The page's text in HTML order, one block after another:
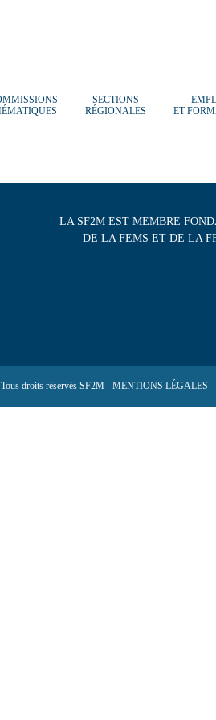
SECTIONS
RÉGIONALES
ET
LA SF2M EST MEMBRE
DE LA FEMS ET DE LA
droits réservés SF2M - MENTIONS LÉGALES -